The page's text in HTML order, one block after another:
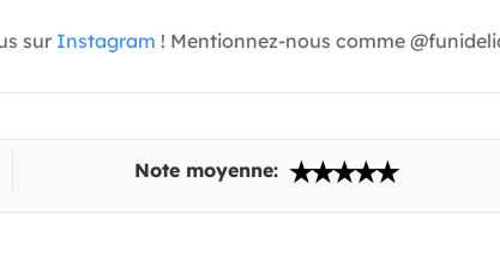
sur Instagram ! Mentionnez-nous comme
Note moyenne: